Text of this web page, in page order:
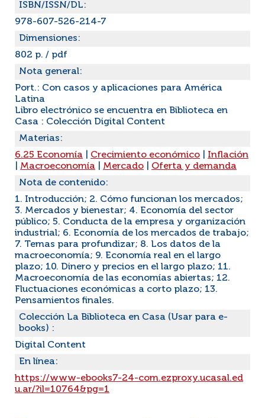
ISBN/ISSN/DL:
978-607-526-214-7
Dimensiones:
802 p. / pdf
Nota general:
Port.: Con casos y aplicaciones para América
Latina
Libro electrónico se encuentra en Biblioteca en
Casa : Colección Digital Content
Materias:
6.25 Economía
Crecimiento económico
Inflación
Macroeconomía Mercado
Oferta y demanda
Nota de contenido:
1. Introducción; 2. Cómo funcionan los mercados;
3. Mercados y bienestar; 4. Economía del sector
público; 5. Conducta de la empresa y organización
industrial; 6. Economía de los mercados de trabajo;
7. Temas para profundizar; 8. Los datos de la
macroeconomía; 9. Economía real en el largo
plazo; 10. Dinero y precios en el largo plazo; 11.
Macroeconomía de las economías abiertas; 12.
Fluctuaciones económicas a corto plazo; 13.
Pensamientos finales.
Colección La Biblioteca en Casa (Usar para e-
books) :
Digital Content
En línea:
https://www-ebooks7-24-com.ezproxy.ucasal.ed
u.ar/?il=10764&pg=1